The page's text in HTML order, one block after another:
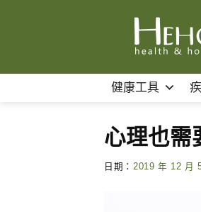
健康工具
心理也需
日期： 2019 年 12 月